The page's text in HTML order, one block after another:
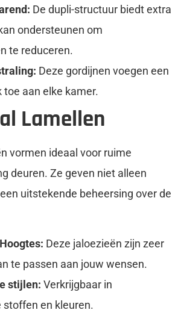
De dupli-structuur biedt extra
ondersteunen om
te reduceren.
Deze gordijnen voegen een
toe aan elke kamer.
Lamellen
vormen ideaal voor ruime
deuren. Ze geven niet alleen
uitstekende beheersing over de
Deze jaloezieën zijn zeer
te passen aan jouw wensen.
stijlen: Verkrijgbaar in
stoffen en kleuren.